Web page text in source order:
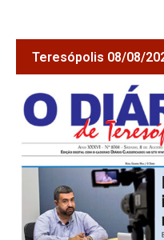
Teresópolis 08/08/